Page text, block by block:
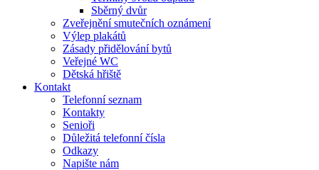
Sběrný dvůr
Zveřejnění smutečních oznámení
Výlep plakátů
Zásady přidělování bytů
Veřejné WC
Dětská hřiště
Kontakt
Telefonní seznam
Kontakty
Senioři
Důležitá telefonní čísla
Odkazy
Napište nám